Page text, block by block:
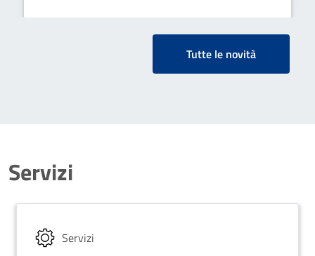
Tutte le novità
Servizi
Servizi